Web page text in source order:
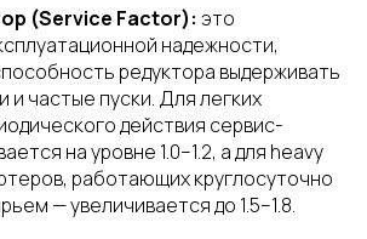
(Service Factor): это
надежности,
редуктора выдерживать
и частые пуски. Для легких
действия сервис-
на уровне 1.0–1.2, а для heavy
работающих круглосуточно
— увеличивается до 1.5–1.8.